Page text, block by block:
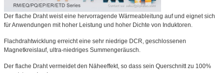
Der flache Draht weist eine hervorragende Wärmeableitung auf und eignet sich
für Anwendungen mit hoher Leistung und hoher Dichte von Induktoren.
Flachdrahtwicklung erreicht eine sehr niedrige DCR, geschlossenen
Magnetkreislauf, ultra-niedriges Summengeräusch.
Der flache Draht vermeidet den Näheeffekt, so dass sein Querschnitt zu 100%